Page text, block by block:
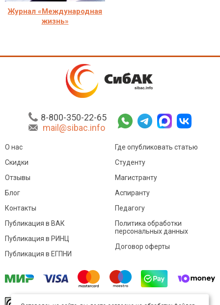
Журнал «Международная
жизнь»
8-800-350-22-65
mail@sibac.info
О нас
Скидки
Отзывы
Блог
Контакты
Где опубликовать статью
Студенту
Магистранту
Аспиранту
Педагогу
Публикация в ВАК
Публикация в РИНЦ
Публикация в ЕГПНИ
Политика обработки
персональных данных
Договор оферты